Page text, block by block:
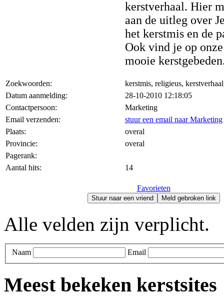
kerstverhaal. Hier
aan de uitleg over
het kerstmis en de
Ook vind je op
mooie
Zoekwoorden:
kerstmis, religieus,
Datum aanmelding:
28-10-2010 12:18:05
Contactpersoon:
Marketing
Email verzenden:
stuur een email naar Marketing
Plaats:
overal
Provincie:
overal
Pagerank:
Aantal hits:
14
Favorieten
Stuur naar een vriend Meld gebroken link
Alle velden zijn verplicht.
Naam Email
Meest bekeken kerstsites